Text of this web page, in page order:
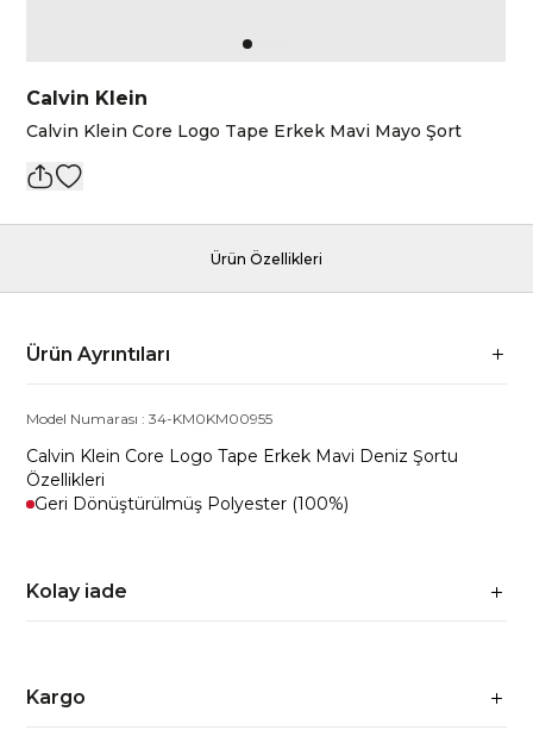
Calvin Klein
Calvin Klein Core Logo Tape Erkek Mavi Mayo Şort
Ürün Özellikleri
Ürün Ayrıntıları
Model Numarası :34-KM0KM00955
Calvin Klein Core Logo Tape Erkek Mavi Deniz Şortu
Özellikleri
Geri Dönüştürülmüş Polyester (100%)
Kolay iade
Kargo